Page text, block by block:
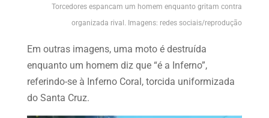
Torcedores espancam um homem enquanto gritam contra
organizada rival. Imagens: redes sociais/reprodução
Em outras imagens, uma moto é destruída
enquanto um homem diz que “é a Inferno”,
referindo-se à Inferno Coral, torcida uniformizada
do Santa Cruz.